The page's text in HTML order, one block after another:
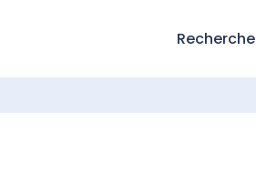
Recherche